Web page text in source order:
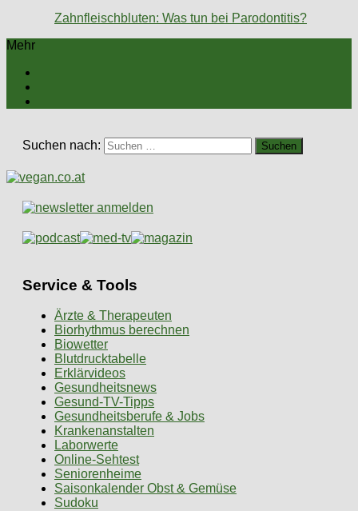
Zahnfleischbluten: Was tun bei Parodontitis?
Mehr
Suchen nach:
Service & Tools
Ärzte & Therapeuten
Biorhythmus berechnen
Biowetter
Blutdrucktabelle
Erklärvideos
Gesundheitsnews
Gesund-TV-Tipps
Gesundheitsberufe & Jobs
Krankenanstalten
Laborwerte
Online-Sehtest
Seniorenheime
Saisonkalender Obst & Gemüse
Sudoku